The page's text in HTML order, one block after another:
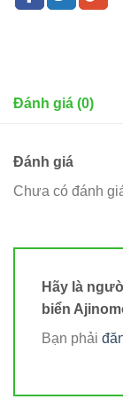
Đánh giá (0)
Đánh giá
Chưa có đánh
Hãy là
biển
Bạn phải